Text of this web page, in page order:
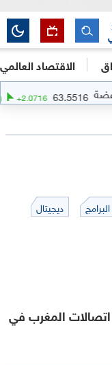
الاقتصاد العالمي
63.5516
+2.0716
%)
ديجيتال
اتصالات المغرب في